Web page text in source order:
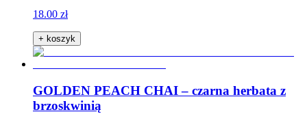
18.00 zł
+ koszyk
GOLDEN PEACH CHAI – czarna herbata z
brzoskwinią